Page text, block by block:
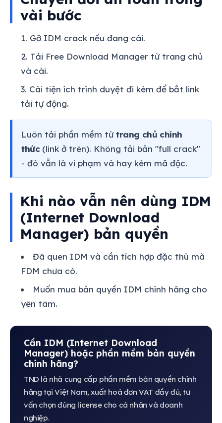
vài bước
Gỡ IDM crack nếu đang cài.
Tải Free Download Manager từ trang chủ
và cài.
Cài tiện ích trình duyệt đi kèm để bắt link
tải tự động.
Luôn tải phần mềm từtrang chủ chính
thức(link ở trên). Không tải bản "full crack"
- đó vẫn là vi phạm và hay kèm mã độc.
Khi nào vẫn nên dùng IDM
(Internet Download
Manager) bản quyền
Đã quen IDM và cần tích hợp đặc thù mà
FDM chưa có.
Muốn mua bản quyền IDM chính hãng cho
yên tâm.
Cần IDM (Internet Download
Manager) hoặc phần mềm bản quyền
chính hãng?
TND là nhà cung cấp phần mềm bản quyền chính
hãng tại Việt Nam, xuất hoá đơn VAT đầy đủ, tư
vấn chọn đúng license cho cá nhân và doanh
nghiệp.